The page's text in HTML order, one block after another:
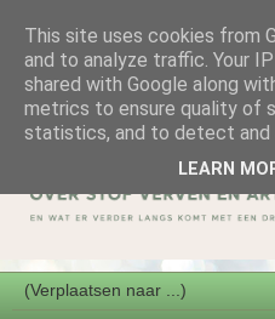
This site uses cookies from
and to analyze traffic. Your
shared with Google along
metrics to ensure quality of
statistics, and to detect and
LEARN